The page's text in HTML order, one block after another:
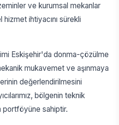
ve kurumsal mekanlar
ihtiyacını sürekli
Eskişehir'da donma-çözülme
mukavemet ve aşınmaya
değerlendirilmesini
bölgenin teknik
portföyüne sahiptir.